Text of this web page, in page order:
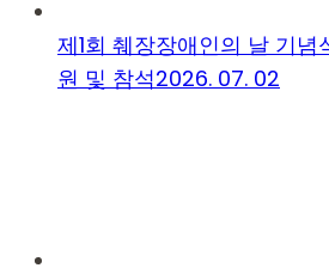
제1회 췌장장애인의 날 기념
원 및 참석2026. 07. 02